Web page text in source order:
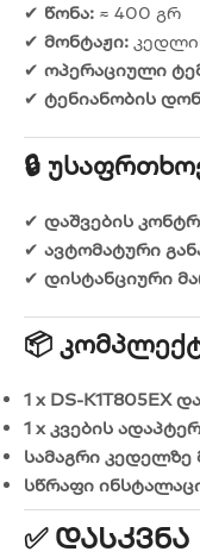
✔ წონა: ≈ 400 გრ
✔ მონტაჟი:
✔ ოპერაციული
✔ ტენიანობის
🔒
✔ დაშვების
✔ ავტომატური
✔ დისტანციური
📦
1 x DS-K1T805EX
1 x კვების
სამაგრი კედელზე
სწრაფი
✅ Დასკვნა